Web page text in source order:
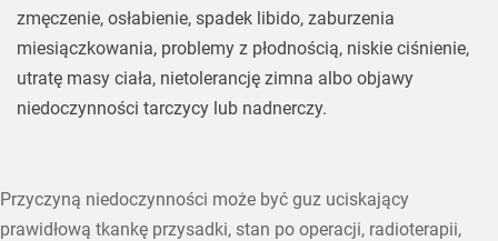
zmęczenie, osłabienie, spadek libido, zaburzenia
miesiączkowania, problemy z płodnością, niskie ciśnienie,
utratę masy ciała, nietolerancję zimna albo objawy
niedoczynności tarczycy lub nadnerczy.
Przyczyną niedoczynności może być guz uciskający
prawidłową tkankę przysadki, stan po operacji, radioterapii,